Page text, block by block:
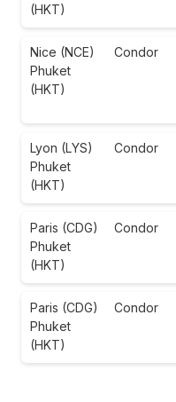
(HKT)
Nice (NCE)
Phuket
(HKT)
Condor
Lyon (LYS)
Phuket
(HKT)
Condor
Paris (CDG)
Phuket
(HKT)
Condor
Paris (CDG)
Phuket
(HKT)
Condor